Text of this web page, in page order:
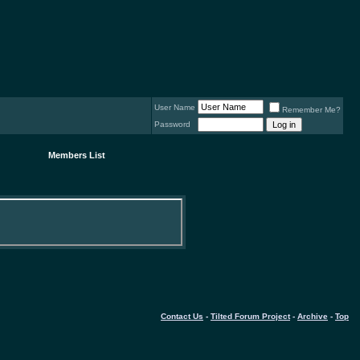
User Name
Remember Me?
Password
Members List
Contact Us - Tilted Forum Project- Archive - Top